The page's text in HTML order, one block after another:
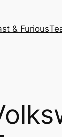
& Furious